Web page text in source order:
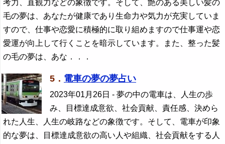
考力、直観力などの象徴です。そして、艶のある美しい髪の
毛の夢は、あなたが健康であり生命力や気力が充実していま
すので、仕事や恋愛に積極的に取り組めますので仕事運や恋
愛運が向上して行くことを暗示しています。また、整った髪
の毛の夢は、あな．．．
5． 電車の夢の夢占い
2023年01月26日 - 夢の中の電車は、人生の歩
み、目標達成意欲、社会貢献、責任感、決めら
れた人生、人生の岐路などの象徴です。そして、電車が印象
的な夢は、目標達成意欲の高い人や組織、社会貢献をする人